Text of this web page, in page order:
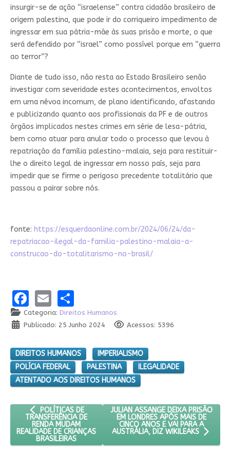
insurgir-se de ação “israelense” contra cidadão brasileiro de
origem palestina, que pode ir do corriqueiro impedimento de
ingressar em sua pátria-mãe às suas prisão e morte, o que
será defendido por “israel” como possível porque em “guerra
ao terror”?
Diante de tudo isso, não resta ao Estado Brasileiro senão
investigar com severidade estes acontecimentos, envoltos
em uma névoa incomum, de plano identificando, afastando
e publicizando quanto aos profissionais da PF e de outros
órgãos implicados nestes crimes em série de lesa-pátria,
bem como atuar para anular todo o processo que levou à
repatriação da família palestino-malaia, seja para restituir-
lhe o direito legal de ingressar em nosso país, seja para
impedir que se firme o perigoso precedente totalitário que
passou a pairar sobre nós.
fonte: https://esquerdaonline.com.br/2024/06/24/da-
repatriacao-ilegal-da-familia-palestino-malaia-a-
construcao-do-totalitarismo-no-brasil/
Facebook
EmailShare
Categoria: Direitos Humanos
Publicado: 25 Junho 2024
Acessos: 5396
DIREITOS HUMANOS
IMPERIALISMO
POLÍCIA FEDERAL
PALESTINA
ILEGALIDADE
ATENTADO AOS DIREITOS HUMANOS
ARTIGO ANTERIOR: POLÍTICAS DE TRANSFERÊNCIA DE RENDA
POLÍTICAS DE
TRANSFERÊNCIA DE
RENDA MUDAM
REALIDADE DE CRIANÇAS
BRASILEIRAS
PRÓXIMO ARTIGO: JULIAN
JULIAN ASSANGE DEIXA PRISÃO
EM LONDRES APÓS MAIS DE
CINCO ANOS E VAI PARA A
AUSTRÁLIA, DIZ WIKILEAKS